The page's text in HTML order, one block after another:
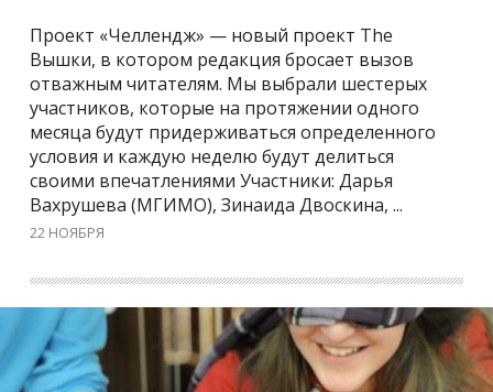
Проект «Челлендж» — новый проект The
Вышки, в котором редакция бросает вызов
отважным читателям. Мы выбрали шестерых
участников, которые на протяжении одного
месяца будут придерживаться определенного
условия и каждую неделю будут делиться
своими впечатлениями Участники: Дарья
Вахрушева (МГИМО), Зинаида Двоскина, ...
22 НОЯБРЯ